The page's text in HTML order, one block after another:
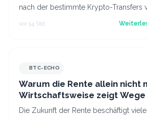
nach der bestimmte Krypto-Transfers
vor 14 Std.
BTC-ECHO
Warum die Rente allein nicht
Wirtschaftsweise zeigt Wege
auf
Die Zukunft der Rente beschäftigt